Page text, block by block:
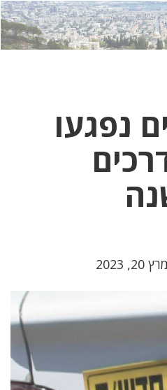
לחץ
כאן
לחץ
כדי
נפגעו
2023